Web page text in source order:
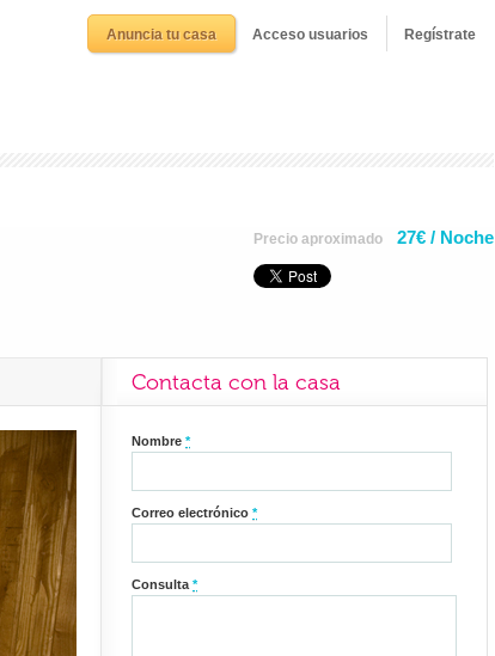
Anuncia tu casa Acceso usuarios Regístrate
Precio aproximado 27€ / Noche
Contacta con la casa
Nombre*
Correo electrónico*
Consulta*